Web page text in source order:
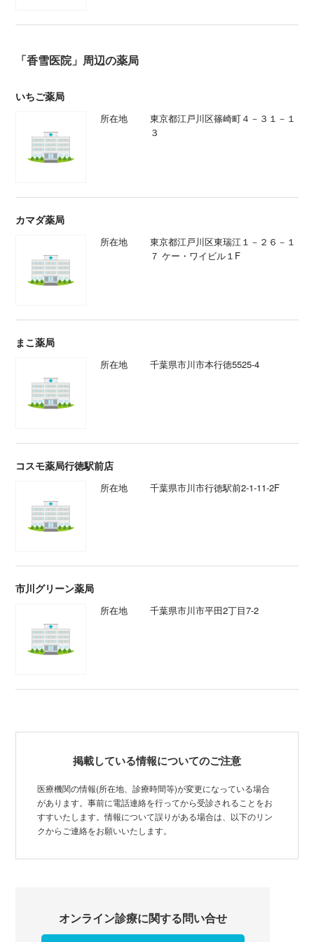
「香雪医院」周辺の薬局
いちご薬局
所在地
東京都江戸川区篠崎町４－３１－１
３
カマダ薬局
所在地
東京都江戸川区東瑞江１－２６－１
７ ケー・ワイビル１F
まこ薬局
所在地 千葉県市川市本行徳5525-4
コスモ薬局行徳駅前店
所在地 千葉県市川市行徳駅前2-1-11-2F
市川グリーン薬局
所在地 千葉県市川市平田2丁目7-2
掲載している情報についてのご注意
医療機関の情報(所在地、診療時間等)が変更になっている場合
があります。事前に電話連絡を行ってから受診されることをお
すすいたします。情報について誤りがある場合は、以下のリン
クからご連絡をお願いいたします。
オンライン診療に関する問い合せ